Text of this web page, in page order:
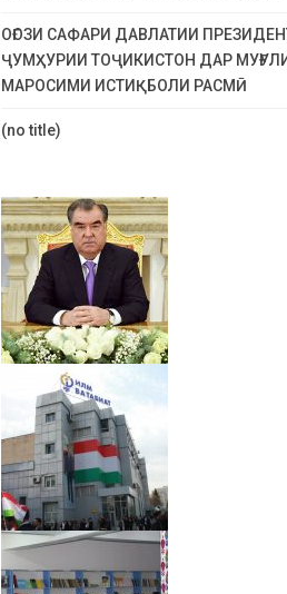
ОҒОЗИ САФАРИ ДАВЛАТИИ
ҶУМҲУРИИ ТОҶИКИСТОН ДАР
МАРОСИМИ ИСТИҚБОЛИ РАСМӢ
(no title)